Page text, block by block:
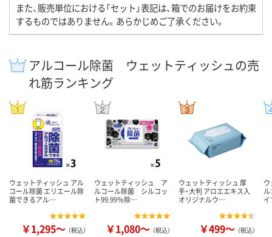
また、販売単位における「セット」表記は、箱でのお届けをお約束
するものではありません。あらかじめご了承ください。
アルコール除菌 ウェットティッシュの売
れ筋ランキング
ウェットティッシュ アル
コール除菌 エリエール除
菌できるアル…
￥1,295～ （税込）
ウェットティッシュ ア
ルコール除菌 シルコッ
ト99.99％除…
￥1,080～ （税込）
ウェットティッシュ 厚
手・大判 アロエエキス入
オリジナルウ…
￥499～ （税込）
ウ
ル